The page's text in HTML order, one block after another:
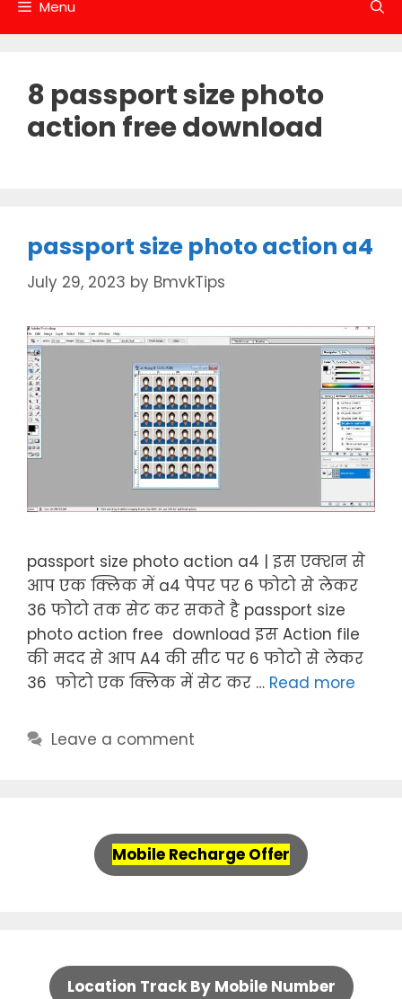
Menu
8 passport size photo
action free download
passport size photo action a4
July 29, 2023 by BmvkTips
passport size photo action a4 | इस एक्शन से
आप एक क्लिक में a4 पेपर पर 6 फोटो से लेकर
36 फोटो तक सेट कर सकते है passport size
photo action free download इस Action file
की मदद से आप A4 की सीट पर 6 फोटो से लेकर
36 फोटो एक क्लिक में सेट कर … Read more
Leave a comment
Mobile Recharge Offer
Location Track By Mobile Number